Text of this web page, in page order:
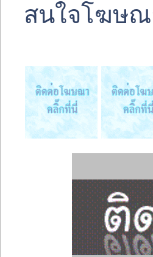
สนใจโฆษณ